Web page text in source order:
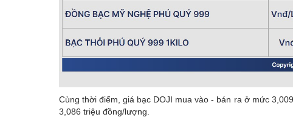
Cùng thời điểm, giá bạc DOJI mua vào - bán ra ở mức
3,086 triệu đồng/lượng.